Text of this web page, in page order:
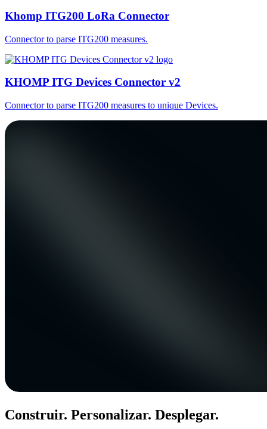
Khomp ITG200 LoRa Connector
Connector to parse ITG200 measures.
KHOMP ITG Devices Connector v2
Connector to parse ITG200 measures to unique Devices.
Construir. Personalizar. Desplegar.